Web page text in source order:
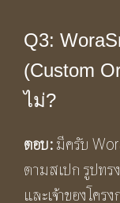
Q3:
(Custom
ไม่?
ตอบ:มีครับ
ตามสเปก รูปท
และเจ้าของโคร